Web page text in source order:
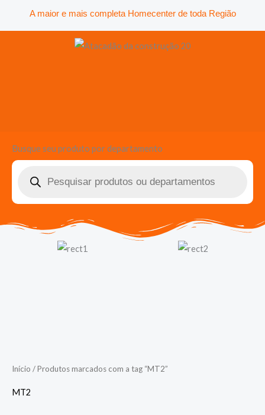
A maior e mais completa Homecenter de toda Região
Busque seu produto por departamento
Pesquisar
Início / Produtos marcados com a tag “MT2”
MT2